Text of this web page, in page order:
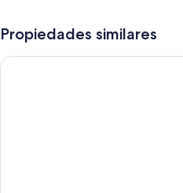
recepción disponible las 24 horas
Propiedades similares
INCA PALACE EXPERIENCE